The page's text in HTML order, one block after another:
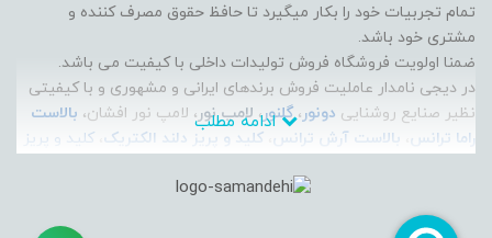
تمام تجربیات خود را بکار میگیرد تا حافظ حقوق مصرف کننده و
مشتری خود باشد.
ضمنا اولویت فروشگاه فروش تولیدات داخلی با کیفیت می باشد.
در دیجی نامدار عاملیت فروش برندهای ایرانی و مشهوری و با کیفیتی
نظیر صنایع روشنایی دونور ،گلنور، لامپ نور ، لامپ نور افشان، بالاست
راما ترانس بالاست آرش ترانس کلید و پریز دلند الکتریک کلید و پریز
لوشان، سیم و کابل زرتافت کرمان، سیم و کابل پرتو الکتریک، سیم و
کابل مازندران،
ادامه مطلب